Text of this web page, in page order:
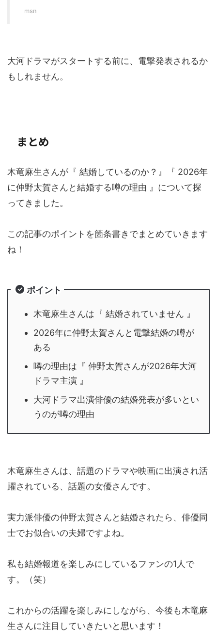
msn
大河ドラマがスタートする前に、電撃発表されるか
もしれません。
まとめ
木竜麻生さんが『 結婚しているのか？』『 2026年
に仲野太賀さんと結婚する噂の理由 』について探
ってきました。
この記事のポイントを箇条書きでまとめていきます
ね！
ポイント
木竜麻生さんは『 結婚されていません 』
2026年に仲野太賀さんと電撃結婚の噂が
ある
噂の理由は『 仲野太賀さんが2026年大河
ドラマ主演 』
大河ドラマ出演俳優の結婚発表が多いとい
うのが噂の理由
木竜麻生さんは、話題のドラマや映画に出演され活
躍されている、話題の女優さんです。
実力派俳優の仲野太賀さんと結婚されたら、俳優同
士でお似合いの夫婦ですよね。
私も結婚報道を楽しみにしているファンの1人で
す。（笑）
これからの活躍を楽しみにしながら、今後も木竜麻
生さんに注目していきたいと思います！